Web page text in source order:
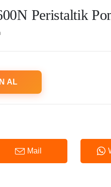
Peristaltik
AL
Mail